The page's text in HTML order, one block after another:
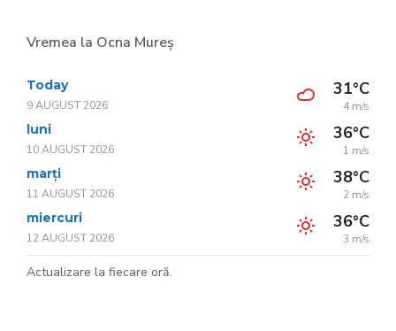
Vremea la Ocna Mureș
Today
9 AUGUST 2026
31°C
4 m/s
luni
10 AUGUST 2026
36°C
1 m/s
marți
11 AUGUST 2026
38°C
2 m/s
miercuri
12 AUGUST 2026
36°C
3 m/s
Actualizare la fiecare oră.